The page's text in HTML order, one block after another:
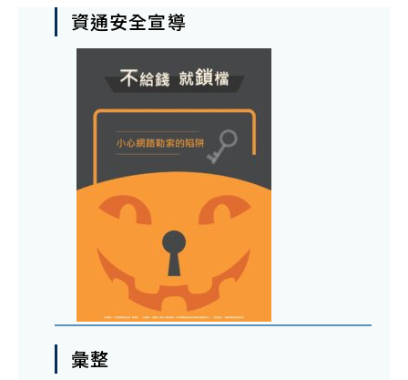
資通安全宣導
彙整